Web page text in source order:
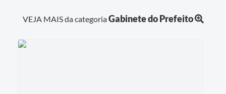
VEJA MAIS da categoriaGabinete do Prefeito